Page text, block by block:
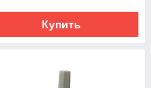
Купить